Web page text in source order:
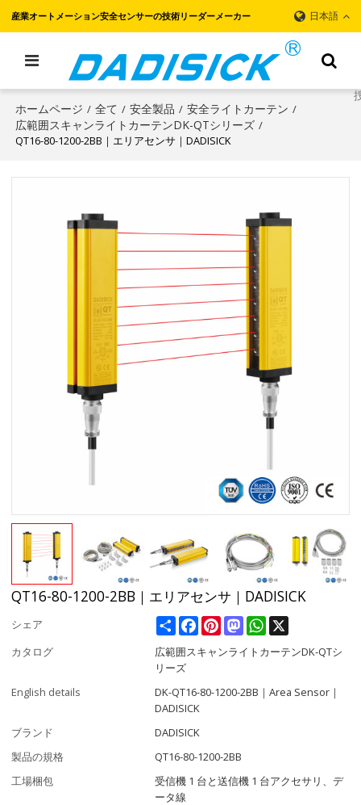
産業オートメーション安全センサーの技術リーダーメーカー 日本語
ホームページ / 全て / 安全製品 / 安全ライトカーテン /
広範囲スキャンライトカーテンDK-QTシリーズ /
QT16-80-1200-2BB｜エリアセンサ｜DADISICK
QT16-80-1200-2BB｜エリアセンサ｜DADISICK
シェア ShareFacebookPinterestMastodonWhatsApp
カタログ
広範囲スキャンライトカーテンDK-QTシ
リーズ
English details
DK-QT16-80-1200-2BB｜Area Sensor｜
DADISICK
ブランド
DADISICK
製品の規格
QT16-80-1200-2BB
工場梱包
受信機 1 台と送信機 1 台アクセサリ、デ
ータ線